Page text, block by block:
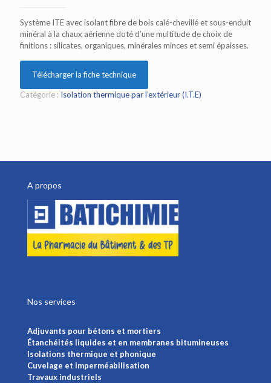
Système ITE avec isolant fibre de bois calé-chevillé et sous-enduit
minéral à la chaux aérienne doté d’une multitude de choix de
finitions : silicates, organiques, minérales minces et semi épaisses.
Télécharger la fiche technique
Catégorie : Isolation thermique par l’extérieur (I.T.E)
A propos
Nos services
Adjuvants pour bétons et mortiers
Étanchéités liquides et en membranes bitumineuses
Isolations thermique et phonique
Cuvelage et imperméabilisation
Travaux industriels